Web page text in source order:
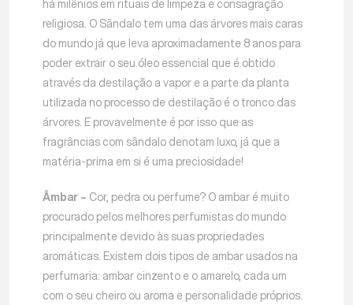
há milênios em rituais de limpeza e consagração
religiosa. O Sândalo tem uma das árvores mais caras
do mundo já que leva aproximadamente 8 anos para
poder extrair o seu óleo essencial que é obtido
através da destilação a vapor e a parte da planta
utilizada no processo de destilação é o tronco das
árvores. E provavelmente é por isso que as
fragrâncias com sândalo denotam luxo, já que a
matéria-prima em si é uma preciosidade!
Âmbar – Cor, pedra ou perfume? O ambar é muito
procurado pelos melhores perfumistas do mundo
principalmente devido às suas propriedades
aromáticas. Existem dois tipos de ambar usados na
perfumaria: ambar cinzento e o amarelo, cada um
com o seu cheiro ou aroma e personalidade próprios.